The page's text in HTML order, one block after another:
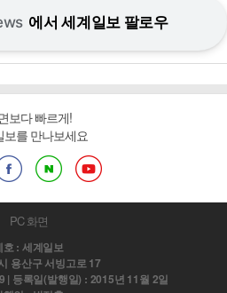
에서 세계일보 팔로우
보다 빠르게!
보를 만나보세요
PC 화면
호 : 세계일보
용산구 서빙고로 17
| 등록일(발행일) : 2015년 11월 2일